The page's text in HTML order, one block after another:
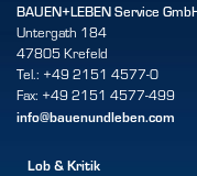
BAUEN+LEBEN Service
Untergath 184
47805 Krefeld
Tel.: +49 2151 4577-0
Fax: +49 2151 4577-499
info@bauenundleben.com
Lob & Kritik